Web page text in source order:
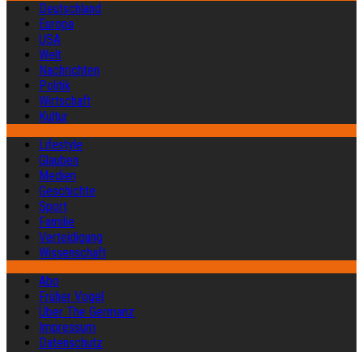
Deutschland
Europa
USA
Welt
Nachrichten
Politik
Wirtschaft
Kultur
Lifestyle
Glauben
Medien
Geschichte
Sport
Familie
Verteidigung
Wissenschaft
Abo
Früher Vogel
Über The Germanz
Impressum
Datenschutz